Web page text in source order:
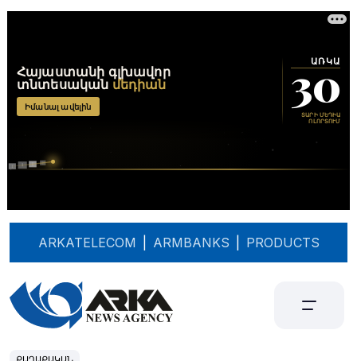
ARKATELECOM ARMBANKS PRODUCTS